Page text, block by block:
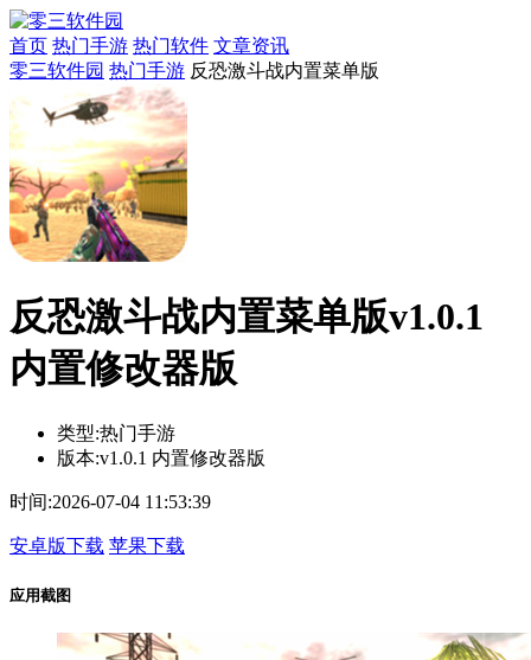
首页 热门手游 热门软件 文章资讯
零三软件园 热门手游 反恐激斗战内置菜单版
反恐激斗战内置菜单版v1.0.1
内置修改器版
类型:热门手游
版本:v1.0.1 内置修改器版
时间:2026-07-04 11:53:39
安卓版下载 苹果下载
应用截图